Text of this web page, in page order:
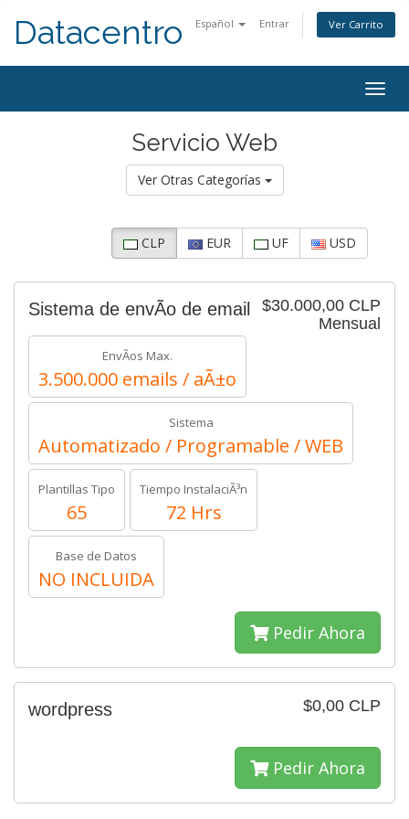
Español Entrar Ver Carrito
Datacentro
Servicio Web
Ver Otras Categorías
CLP EUR UF USD
$30.000,00 CLP
Mensual
Sistema de envÃ­o de email
EnvÃ­os Max.
3.500.000 emails / aÃ±o
Sistema
Automatizado / Programable / WEB
Plantillas Tipo
65
Tiempo InstalaciÃ³n
72 Hrs
Base de Datos
NO INCLUIDA
Pedir Ahora
$0,00 CLP
wordpress
Pedir Ahora